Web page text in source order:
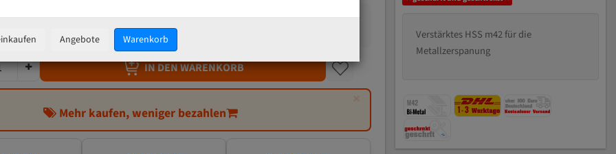
45,81 €
zzgl.Versandkosten
IN DEN WARENKORB
×
Mehr kaufen, weniger bezahlen
Verstärktes HSS m42 für die
Metallzerspanung
Angebote Warenkorb